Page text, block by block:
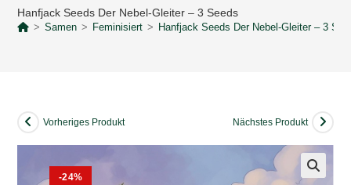
Hanfjack Seeds Der Nebel-Gleiter – 3 Seeds
> Samen > Feminisiert > Hanfjack Seeds Der Nebel-Gleiter – 3
-24%
Vorheriges Produkt Nächstes Produkt